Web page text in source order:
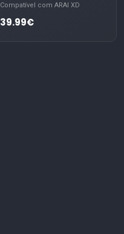
Compatível com ARAI XD
39.99€